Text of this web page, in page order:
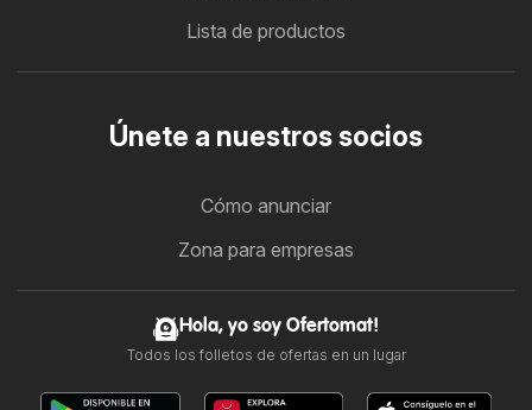
Lista de productos
Únete a nuestros socios
Cómo anunciar
Zona para empresas
Hola, yo soy Ofertomat!
Todos los folletos de ofertas en un lugar